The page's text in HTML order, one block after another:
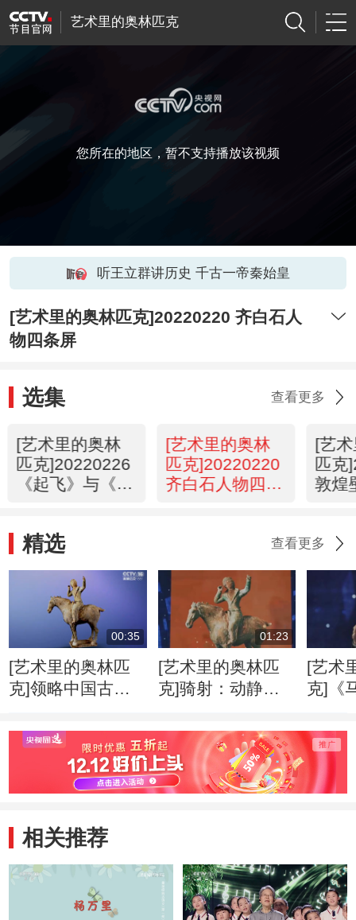
艺术里的奥林匹克
您所在的地区，暂不支持播放该视频
听王立群讲历史 千古一帝秦始皇
[艺术里的奥林匹克]20220220 齐白石人
物四条屏
选集 查看更多
[艺术里的奥林
匹克]20220226
《起飞》与《挑
[艺术里的奥林
匹克]20220220
齐白石人物四条
[艺
匹克
敦煌
精选 查看更多
00:35
[艺术里的奥林匹
克]领略中国古代
01:23
[艺术里的奥林匹
克]骑射：动静结
[艺术
克]《
相关推荐